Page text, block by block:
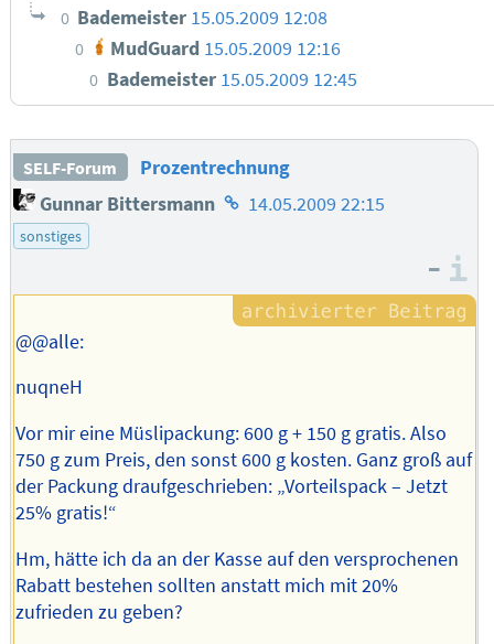
0 Bademeister 15.05.2009 12:08
0 MudGuard 15.05.2009 12:16
0 Bademeister 15.05.2009 12:45
SELF-Forum
Prozentrechnung
Gunnar Bittersmann Homepage
14.05.2009 22:15
sonstiges
–
@@alle:
nuqneH
Vor mir eine Müslipackung: 600 g + 150 g gratis. Also
750 g zum Preis, den sonst 600 g kosten. Ganz groß auf
der Packung draufgeschrieben: „Vorteilspack – Jetzt
25% gratis!“
Hm, hätte ich da an der Kasse auf den versprochenen
Rabatt bestehen sollten anstatt mich mit 20%
zufrieden zu geben?